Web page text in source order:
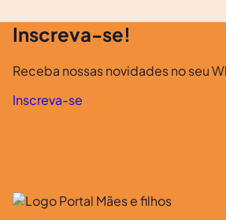
Inscreva-se!
Receba nossas novidades no seu
Inscreva-se